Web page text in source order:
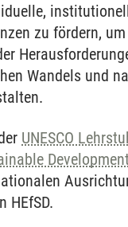
zu fördern,
Wandels und
UNESCO
HEfSD.